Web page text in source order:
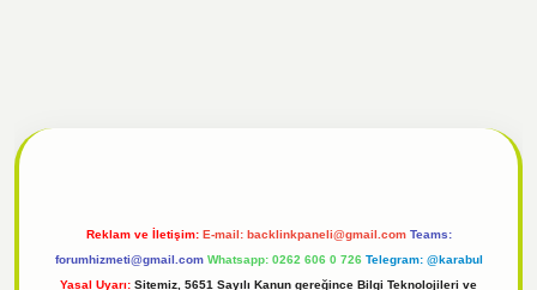
Reklam ve İletişim: E-mail: backlinkpaneli@gmail.com Teams:
forumhizmeti@gmail.com Whatsapp: 0262 606 0 726 Telegram: @karabul
Yasal Uyarı: Sitemiz, 5651 Sayılı Kanun gereğince Bilgi Teknolojileri ve